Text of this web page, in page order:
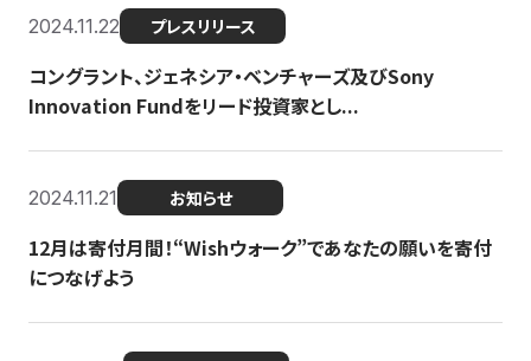
2024.11.22 プレスリリース
コングラント、ジェネシア・ベンチャーズ及びSony
Innovation Fundをリード投資家とし...
2024.11.21 お知らせ
12月は寄付月間！“Wishウォーク”であなたの願いを寄付
につなげよう